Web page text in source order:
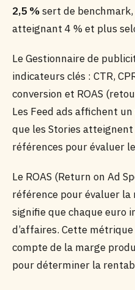
2,5 %sert de
atteignant 4 % et plus
Le Gestionnaire de
indicateurs clés : CTR,
conversion et ROAS
Les Feed ads affichent
que les Stories
références pour évaluer
Le ROAS (Return on Ad
référence pour évaluer la
signifie que chaque euro
d’affaires. Cette
compte de la marge
pour déterminer la